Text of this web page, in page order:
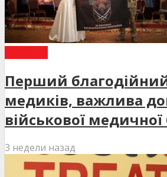
Перший
медиків, важлива
військової
3 недели назад